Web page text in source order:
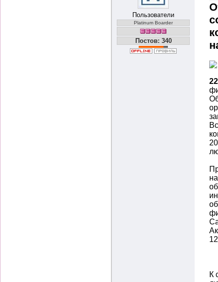
Пользователи
Platinum Boarder
Постов: 340
К